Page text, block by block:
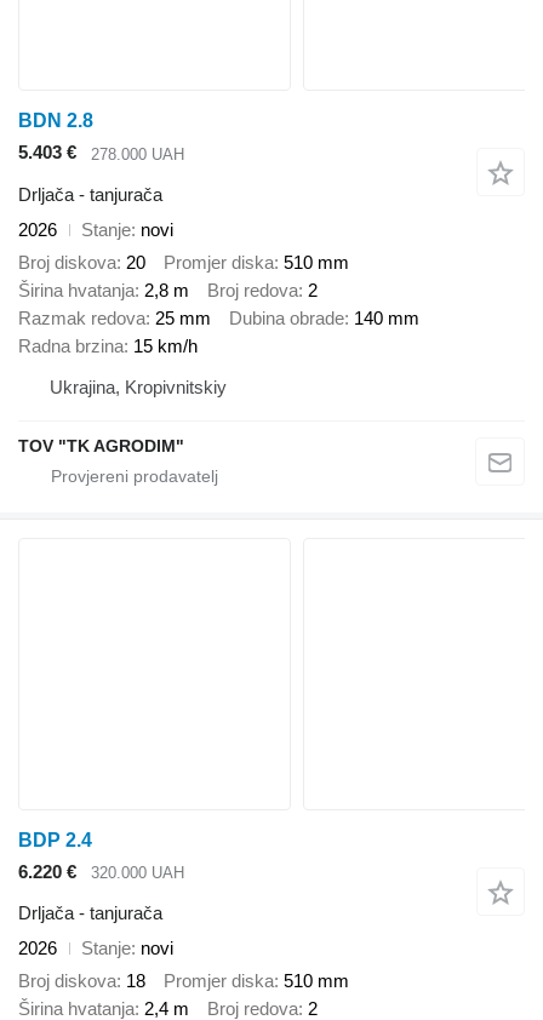
BDN 2.8
5.403 €
278.000 UAH
Drljača - tanjurača
2026
Stanje novi
Broj diskova 20 Promjer diska 510 mm
Širina hvatanja 2,8 m Broj redova 2
Razmak redova 25 mm Dubina obrade 140 mm
Radna brzina 15 km/h
Ukrajina, Kropivnitskiy
TOV "TK AGRODIM"
BDP 2.4
6.220 €
320.000 UAH
Drljača - tanjurača
2026
Stanje novi
Broj diskova 18 Promjer diska 510 mm
Širina hvatanja 2,4 m Broj redova 2